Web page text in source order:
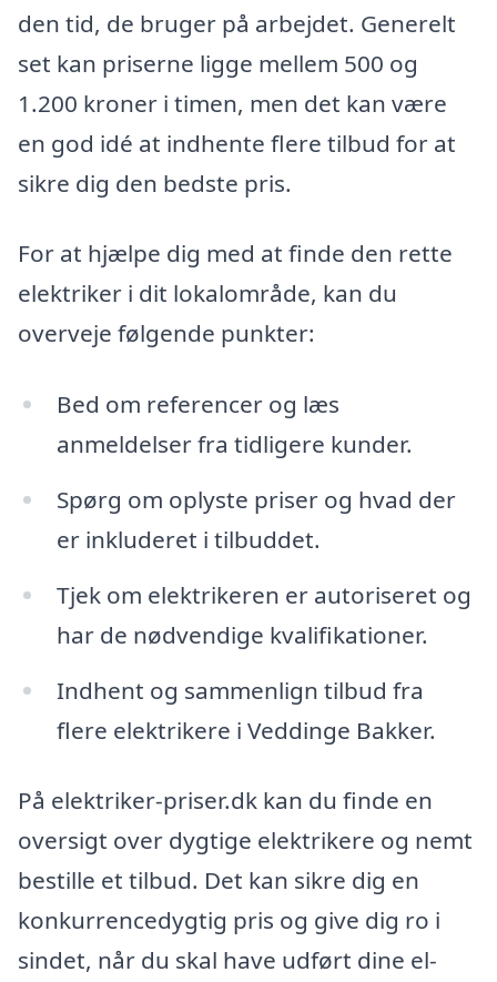
den tid, de bruger på arbejdet. Generelt
set kan priserne ligge mellem 500 og
1.200 kroner i timen, men det kan være
en god idé at indhente flere tilbud for at
sikre dig den bedste pris.
For at hjælpe dig med at finde den rette
elektriker i dit lokalområde, kan du
overveje følgende punkter:
Bed om referencer og læs
anmeldelser fra tidligere kunder.
Spørg om oplyste priser og hvad der
er inkluderet i tilbuddet.
Tjek om elektrikeren er autoriseret og
har de nødvendige kvalifikationer.
Indhent og sammenlign tilbud fra
flere elektrikere i Veddinge Bakker.
På elektriker-priser.dk kan du finde en
oversigt over dygtige elektrikere og nemt
bestille et tilbud. Det kan sikre dig en
konkurrencedygtig pris og give dig ro i
sindet, når du skal have udført dine el-